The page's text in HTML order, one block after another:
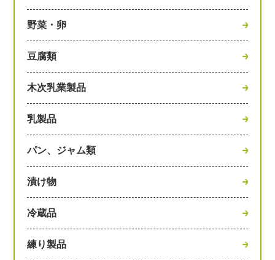
野菜・卵
豆腐類
木次乳業製品
乳製品
パン、ジャム類
漬け物
冷蔵品
練り製品